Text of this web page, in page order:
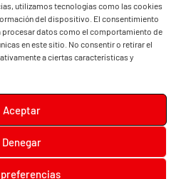
utilizamos tecnologías como las cookies
del dispositivo. El consentimiento
datos como el comportamiento de
en este sitio. No consentir o retirar el
a ciertas características y
Aceptar
Denegar